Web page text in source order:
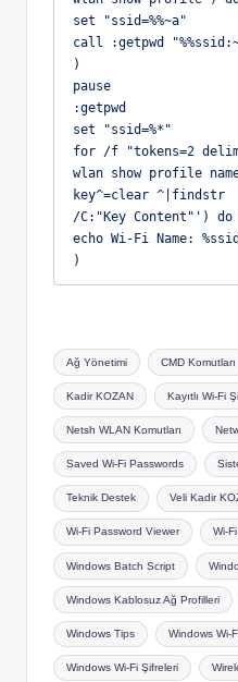
set "ssid=%%~a"
call :getpwd
)
pause
:getpwd
set "ssid=%*"
for /f "tokens=2
wlan show profile
key^=clear ^|findstr
/C:"Key Content"') do
echo Wi-Fi Name:
)
Tags:
Ağ Yönetimi CMD Komutları
Kadir KOZAN Kayıtlı Wi-Fi
Netsh WLAN Komutları
Saved Wi-Fi Passwords
Teknik Destek Veli Kadir
Wi-Fi Password Viewer Wi-
Windows Batch Script
Windows Kablosuz Ağ Profilleri
Windows Tips Windows Wi-
Windows Wi-Fi Şifreleri